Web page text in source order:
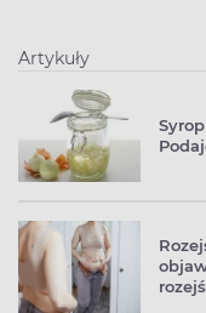
Artykuły